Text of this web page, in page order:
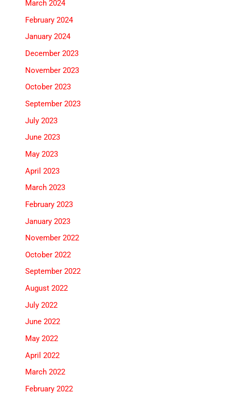
March 2024
February 2024
January 2024
December 2023
November 2023
October 2023
September 2023
July 2023
June 2023
May 2023
April 2023
March 2023
February 2023
January 2023
November 2022
October 2022
September 2022
August 2022
July 2022
June 2022
May 2022
April 2022
March 2022
February 2022